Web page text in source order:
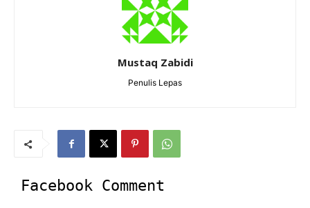
Mustaq Zabidi
Penulis Lepas
Facebook Comment